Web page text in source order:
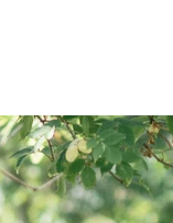
Schmerzen